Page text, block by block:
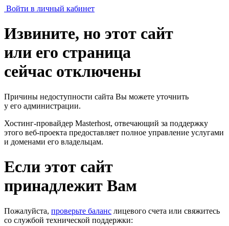
Войти в личный кабинет
Извините, но этот сайт
или его страница
сейчас отключены
Причины недоступности сайта Вы можете уточнить
у его администрации.
Хостинг-провайдер Masterhost, отвечающий за поддержку
этого веб-проекта предоставляет полное управление услугами
и доменами его владельцам.
Если этот сайт
принадлежит Вам
Пожалуйста, проверьте баланс лицевого счета или свяжитесь
со службой технической поддержки: